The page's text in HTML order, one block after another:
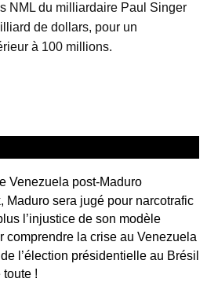
NML du milliardaire Paul Singer
de dollars, pour un
à 100 millions.
Venezuela post-Maduro
Maduro sera jugé pour narcotrafic
l’injustice de son modèle
comprendre la crise au Venezuela
l’élection présidentielle au Brésil
toute !